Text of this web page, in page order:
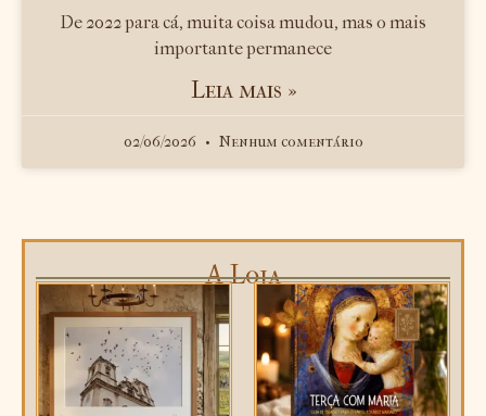
De 2022 para cá, muita coisa mudou, mas o mais
importante permanece
Leia mais »
02/06/2026 Nenhum comentário
A Loja